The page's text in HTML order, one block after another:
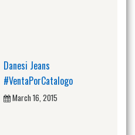
Danesi Jeans
#VentaPorCatalogo
March 16, 2015